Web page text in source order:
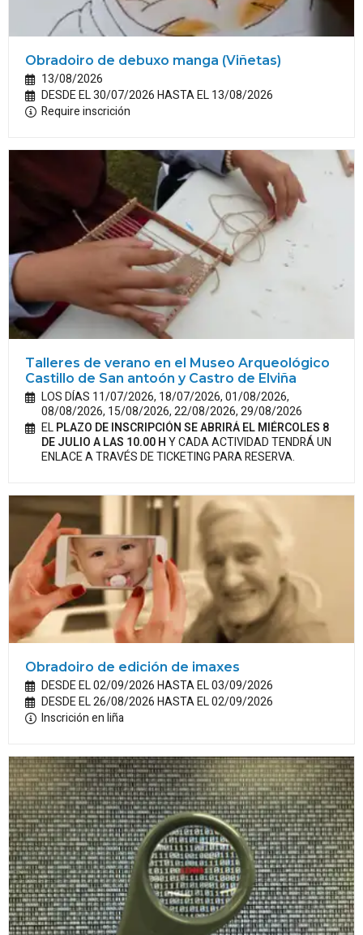
Obradoiro de debuxo manga (Viñetas)
13/08/2026
DESDE EL 30/07/2026 HASTA EL 13/08/2026
Require inscrición
Talleres de verano en el Museo Arqueológico
Castillo de San antoón y Castro de Elviña
LOS DÍAS 11/07/2026, 18/07/2026, 01/08/2026,
08/08/2026, 15/08/2026, 22/08/2026, 29/08/2026
ELPLAZO DE INSCRIPCIÓN SE ABRIRÁ EL MIÉRCOLES 8
DE JULIO A LAS 10.00 HY CADA ACTIVIDAD TENDRÁ UN
ENLACE A TRAVÉS DE TICKETING PARA RESERVA.
Obradoiro de edición de imaxes
DESDE EL 02/09/2026 HASTA EL 03/09/2026
DESDE EL 26/08/2026 HASTA EL 02/09/2026
Inscrición en liña